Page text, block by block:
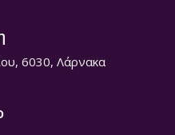
6030, Λάρνακα